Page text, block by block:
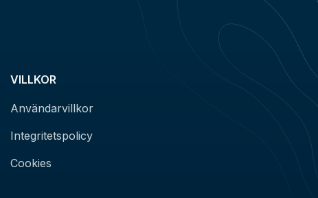
VILLKOR
Användarvillkor
Integritetspolicy
Cookies